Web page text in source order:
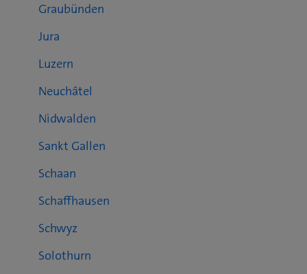
Graubünden
Jura
Luzern
Neuchâtel
Nidwalden
Sankt Gallen
Schaan
Schaffhausen
Schwyz
Solothurn